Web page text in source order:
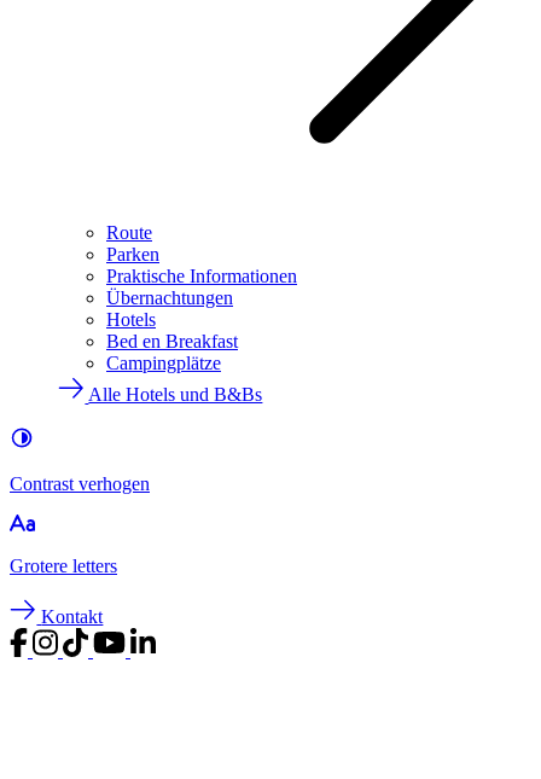
Route
Parken
Praktische Informationen
Übernachtungen
Hotels
Bed en Breakfast
Campingplätze
Alle Hotels und B&Bs
Contrast verhogen
Grotere letters
Kontakt